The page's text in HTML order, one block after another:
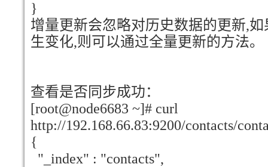
}
增量更新会忽略对历史数据的更新,
生变化,则可以通过全量更新的方法。
查看是否同步成功：
[root@node6683 ~]# curl
http://192.168.66.83:9200/contacts/
{
"_index" : "contacts",